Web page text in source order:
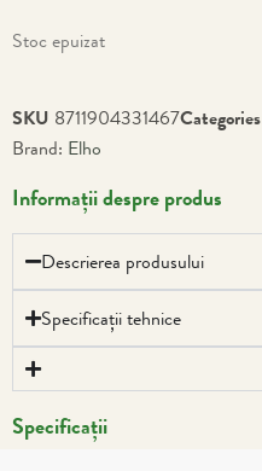
Stoc epuizat
SKU 8711904331467Categories
Brand: Elho
Informații despre produs
Descrierea produsului
Specificații tehnice
Specificații